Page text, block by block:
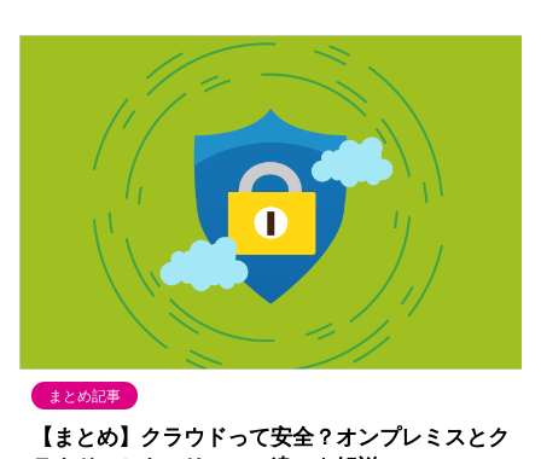
まとめ記事
【まとめ】クラウドって安全？オンプレミスとク